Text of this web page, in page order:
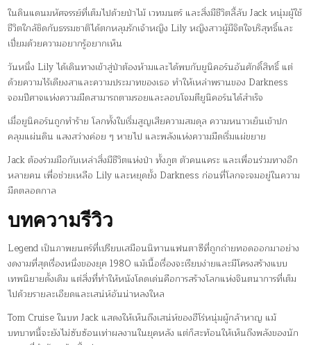
ในดินแดนมหัศจรรย์ที่เต็มไปด้วยป่าไม้ เวทมนตร์ และสิ่งมีชีวิตลี้ลับ Jack หนุ่มผู้ใช้
ชีวิตใกล้ชิดกับธรรมชาติได้ตกหลุมรักเจ้าหญิง Lily หญิงสาวผู้มีจิตใจบริสุทธิ์และ
เปี่ยมด้วยความอยากรู้อยากเห็น
วันหนึ่ง Lily ได้เดินทางเข้าสู่ป่าต้องห้ามและได้พบกับยูนิคอร์นอันศักดิ์สิทธิ์ แต่
ด้วยความไร้เดียงสาและความประมาทของเธอ ทำให้เหล่าพรานของ Darkness
จอมปีศาจแห่งความมืดสามารถตามรอยและลอบโจมตียูนิคอร์นได้สำเร็จ
เมื่อยูนิคอร์นถูกทำร้าย โลกทั้งใบเริ่มสูญเสียความสมดุล ความหนาวเย็นเข้าปก
คลุมแผ่นดิน แสงสว่างค่อย ๆ หายไป และพลังแห่งความมืดเริ่มแผ่ขยาย
Jack ต้องร่วมมือกับเหล่าสิ่งมีชีวิตแห่งป่า ทั้งภูต ตัวคนแคระ และเพื่อนร่วมทางอีก
หลายคน เพื่อช่วยเหลือ Lily และหยุดยั้ง Darkness ก่อนที่โลกจะจมอยู่ในความ
มืดตลอดกาล
บทความรีวิว
Legend เป็นภาพยนตร์ที่เปรียบเสมือนนิทานแฟนตาซีที่ถูกถ่ายทอดออกมาอย่าง
งดงามที่สุดเรื่องหนึ่งของยุค 1980 แม้เนื้อเรื่องจะเรียบง่ายและมีโครงสร้างแบบ
เทพนิยายดั้งเดิม แต่สิ่งที่ทำให้หนังโดดเด่นคือการสร้างโลกแห่งจินตนาการที่เต็ม
ไปด้วยรายละเอียดและเสน่ห์อันน่าหลงใหล
Tom Cruise ในบท Jack แสดงให้เห็นถึงเสน่ห์ของฮีโร่หนุ่มผู้กล้าหาญ แม้
บทบาทนี้จะยังไม่ซับซ้อนเท่าผลงานในยุคหลัง แต่ก็สะท้อนให้เห็นถึงพลังของนัก